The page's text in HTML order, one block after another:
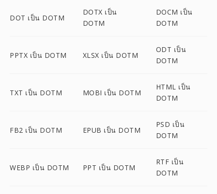
DOT เป็น DOTM
DOTX เป็น
DOTM
DOCM เป็น
DOTM
PPTX เป็น DOTM XLSX เป็น DOTM
ODT เป็น
DOTM
TXT เป็น DOTM MOBI เป็น DOTM
HTML เป็น
DOTM
FB2 เป็น DOTM EPUB เป็น DOTM
PSD เป็น
DOTM
WEBP เป็น DOTM PPT เป็น DOTM
RTF เป็น
DOTM